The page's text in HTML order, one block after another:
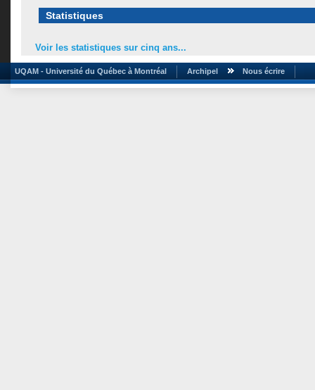
Statistiques
Voir les statistiques sur cinq ans...
UQAM - Université du Québec à Montréal Archipel Nous écrire